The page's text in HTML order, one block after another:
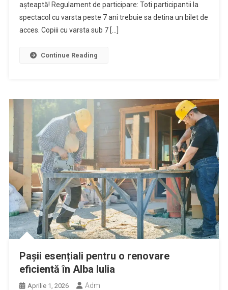
așteaptă! Regulament de participare: Toti participantii la
spectacol cu varsta peste 7 ani trebuie sa detina un bilet de
acces. Copiii cu varsta sub 7 […]
Continue Reading
Pașii esențiali pentru o renovare
eficientă în Alba Iulia
Aprilie 1, 2026 Adm